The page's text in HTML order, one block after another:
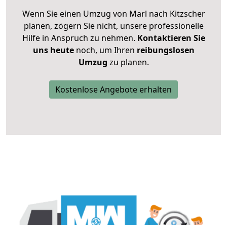
Wenn Sie einen Umzug von Marl nach Kitzscher
planen, zögern Sie nicht, unsere professionelle
Hilfe in Anspruch zu nehmen. Kontaktieren Sie
uns heutenoch, um Ihren reibungslosen
Umzug zu planen.
Kostenlose Angebote erhalten